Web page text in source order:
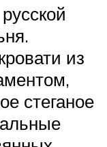
из
стеганое